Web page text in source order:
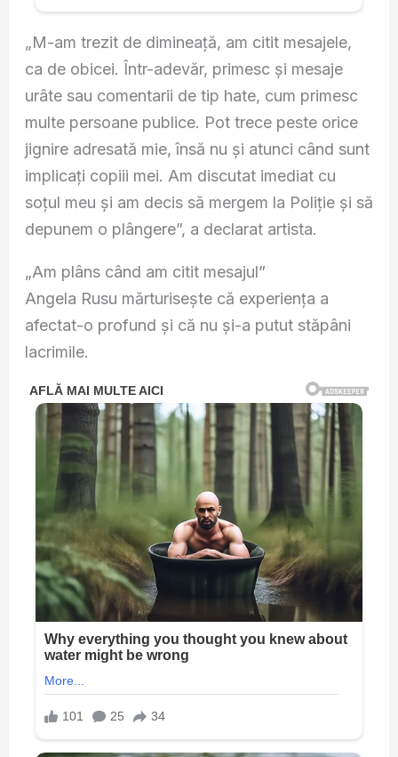
„M-am trezit de dimineață, am citit mesajele,
ca de obicei. Într-adevăr, primesc și mesaje
urâte sau comentarii de tip hate, cum primesc
multe persoane publice. Pot trece peste orice
jignire adresată mie, însă nu și atunci când sunt
implicați copiii mei. Am discutat imediat cu
soțul meu și am decis să mergem la Poliție și să
depunem o plângere”, a declarat artista.
„Am plâns când am citit mesajul”
Angela Rusu mărturisește că experiența a
afectat-o profund și că nu și-a putut stăpâni
lacrimile.